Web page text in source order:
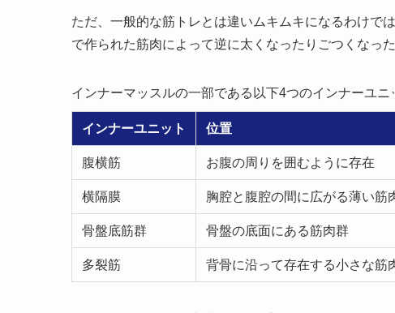
ただ、一般的な筋トレとは違いムキムキになるわけで
で作られた筋肉によって逆に太くなったりごつくなっ
インナーマッスルの一部である以下4つのインナーユニ
インナーユニット 位置
腹横筋 お腹の周りを囲むように存在
横隔膜 胸腔と腹腔の間に広がる薄い筋
骨盤底筋群 骨盤の底面にある筋肉群
多裂筋 背骨に沿って存在する小さな筋